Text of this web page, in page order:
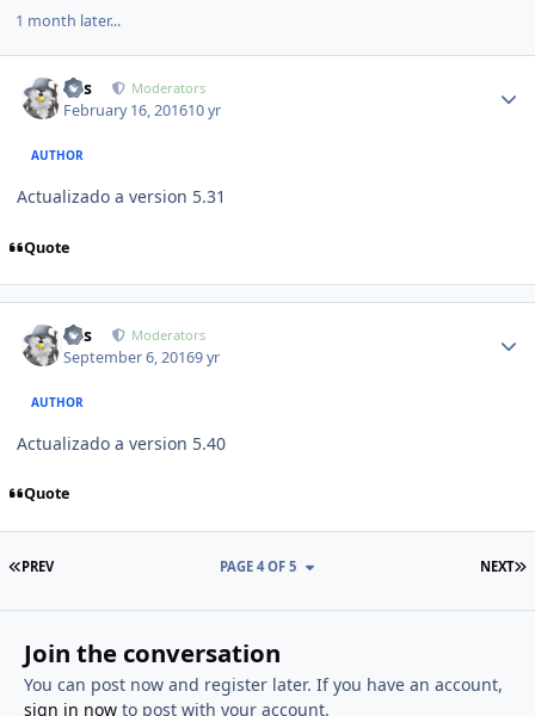
1 month later...
luis Moderators
February 16, 201610 yr
AUTHOR
Actualizado a version 5.31
Quote
luis Moderators
September 6, 20169 yr
AUTHOR
Actualizado a version 5.40
Quote
FIRST PAGE
PREV NEXT
PAGE 4 OF 5
Join the conversation
You can post now and register later. If you have an account,
sign in nowto post with your account.